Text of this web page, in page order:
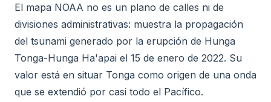
El mapa NOAA no es un plano de calles ni de
divisiones administrativas: muestra la propagación
del tsunami generado por la erupción de Hunga
Tonga-Hunga Ha'apai el 15 de enero de 2022. Su
valor está en situar Tonga como origen de una onda
que se extendió por casi todo el Pacífico.